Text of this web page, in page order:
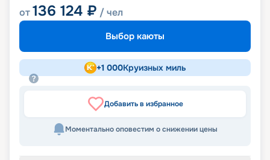
от136 124 ₽ / чел
Выбор каюты
+1 000Круизных миль
Добавить в избранное
Моментально оповестим о снижении цены